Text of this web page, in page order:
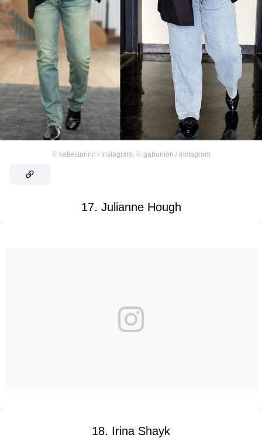
© katiesturino / Instagram © gabunion / Instagram
17. Julianne Hough
18. Irina Shayk